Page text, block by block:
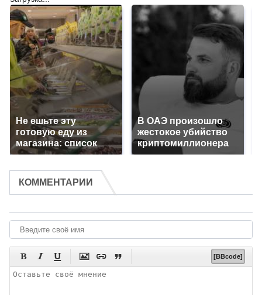
Не ешьте эту
готовую еду из
магазина: список
В ОАЭ произошло
жестокое убийство
криптомиллионера
КОММЕНТАРИИ
      [BBcode]